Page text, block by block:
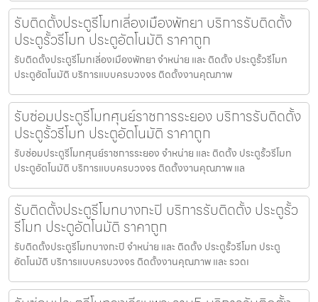
รับติดตั้งประตูรีโมทเลี่องเมืองพัทยา บริการรับติดตั้ง
ประตูรั้วรีโมท ประตูอัตโนมัติ ราคาถูก
รับติดตั้งประตูรีโมทเลี่องเมืองพัทยา จำหน่าย และ ติดตั้ง ประตูรั้วรีโมท
ประตูอัตโนมัติ บริการแบบครบวงจร ติดตั้งงานคุณภาพ
รับซ่อมประตูรีโมทศุนย์ราชการระยอง บริการรับติดตั้ง
ประตูรั้วรีโมท ประตูอัตโนมัติ ราคาถูก
รับซ่อมประตูรีโมทศุนย์ราชการระยอง จำหน่าย และ ติดตั้ง ประตูรั้วรีโมท
ประตูอัตโนมัติ บริการแบบครบวงจร ติดตั้งงานคุณภาพ แล
รับติดตั้งประตูรีโมทบางกะปิ บริการรับติดตั้ง ประตูรั้ว
รีโมท ประตูอัตโนมัติ ราคาถูก
รับติดตั้งประตูรีโมทบางกะปิ จำหน่าย และ ติดตั้ง ประตูรั้วรีโมท ประตู
อัตโนมัติ บริการแบบครบวงจร ติดตั้งงานคุณภาพ และ รวดเ